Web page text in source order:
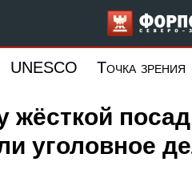
UNESCO Точка зрения
жёсткой
уголовное